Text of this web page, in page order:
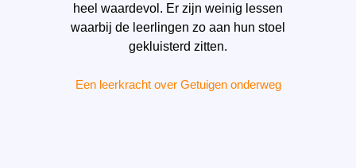
heel waardevol. Er zijn weinig lessen
waarbij de leerlingen zo aan hun stoel
gekluisterd zitten.
Een leerkracht over Getuigen onderweg